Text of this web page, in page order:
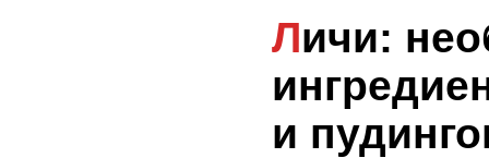
Личи: необычный
и